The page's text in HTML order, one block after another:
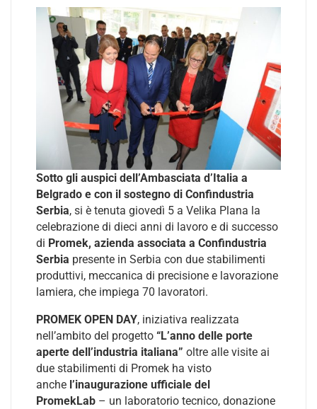
Sotto gli auspici dell’Ambasciata d’Italia a
Belgrado e con il sostegno di Confindustria
Serbia, si è tenuta giovedì 5 a Velika Plana la
celebrazione di dieci anni di lavoro e di successo
di Promek, azienda associata a Confindustria
Serbia presente in Serbia con due stabilimenti
produttivi, meccanica di precisione e lavorazione
lamiera, che impiega 70 lavoratori.
PROMEK OPEN DAY, iniziativa realizzata
nell’ambito del progetto “L’anno delle porte
aperte dell’industria italiana” oltre alle visite ai
due stabilimenti di Promek ha visto
anche l’inaugurazione ufficiale del
PromekLab – un laboratorio tecnico, donazione